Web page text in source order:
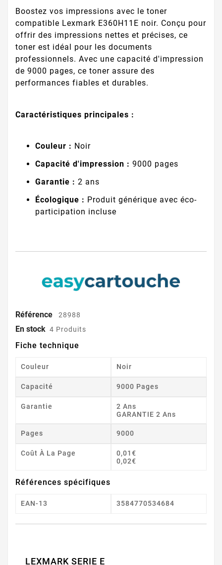
Boostez vos impressions avec le toner
compatible Lexmark E360H11E noir. Conçu pour
offrir des impressions nettes et précises, ce
toner est idéal pour les documents
professionnels. Avec une capacité d'impression
de 9000 pages, ce toner assure des
performances fiables et durables.
Caractéristiques principales :
Couleur : Noir
Capacité d'impression : 9000 pages
Garantie : 2 ans
Écologique : Produit générique avec éco-
participation incluse
Référence 28988
En stock 4 Produits
Fiche technique
Couleur Noir
Capacité 9000 Pages
Garantie
2 Ans
GARANTIE 2 Ans
Pages 9000
Coût À La Page
0,01€
0,02€
Références spécifiques
EAN-13 3584770534684
LEXMARK SERIE E